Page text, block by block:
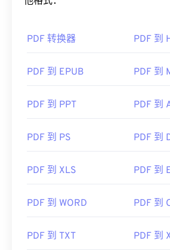
PDF 转换器 PDF 到
PDF 到 EPUB PDF 到
PDF 到 PPT PDF 到
PDF 到 PS PDF 到
PDF 到 XLS PDF 到
PDF 到 WORD PDF 到
PDF 到 TXT PDF 到